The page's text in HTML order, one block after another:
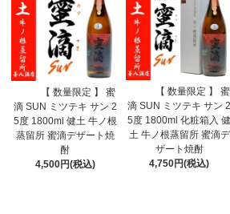
【 数量限定 】 蜜
滴 SUN ミツテキ サン 2
5度 1800ml 健土 牛ノ根
蒸留所 蜜滴デザート焼
酎
4,500円(税込)
【 数量限定 】 蜜
滴 SUN ミツテキ サン 2
5度 1800ml 化粧箱入 健
土 牛ノ根蒸留所 蜜滴デ
ザート焼酎
4,750円(税込)